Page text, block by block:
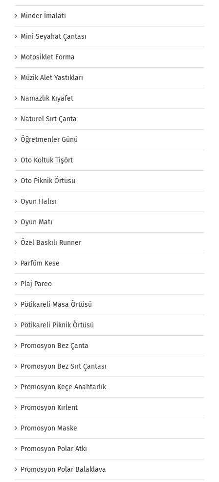
Minder İmalatı
Mini Seyahat Çantası
Motosiklet Forma
Müzik Alet Yastıkları
Namazlık Kıyafet
Naturel Sırt Çanta
Öğretmenler Günü
Oto Koltuk Tişört
Oto Piknik Örtüsü
Oyun Halısı
Oyun Matı
Özel Baskılı Runner
Parfüm Kese
Plaj Pareo
Pötikareli Masa Örtüsü
Pötikareli Piknik Örtüsü
Promosyon Bez Çanta
Promosyon Bez Sırt Çantası
Promosyon Keçe Anahtarlık
Promosyon Kırlent
Promosyon Maske
Promosyon Polar Atkı
Promosyon Polar Balaklava